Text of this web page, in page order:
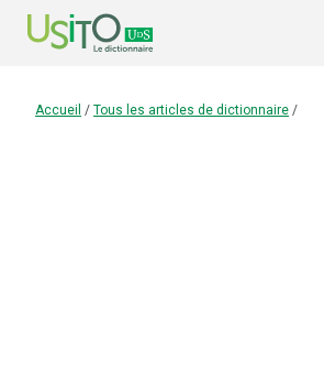
Accueil / Tous les articles de dictionnaire /